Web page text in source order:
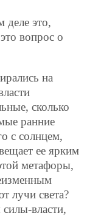
деле это,
вопрос о
на
сколько
ранние
с солнцем,
ее ярким
метафоры,
лучи света?
власти,